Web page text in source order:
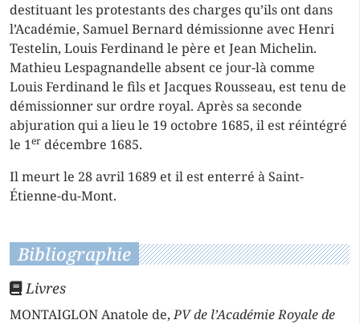
destituant les protestants des charges qu’ils ont dans
l’Académie, Samuel Bernard démissionne avec Henri
Testelin, Louis Ferdinand le père et Jean Michelin.
Mathieu Lespagnandelle absent ce jour-là comme
Louis Ferdinand le fils et Jacques Rousseau, est tenu de
démissionner sur ordre royal. Après sa seconde
abjuration qui a lieu le 19 octobre 1685, il est réintégré
le 1er décembre 1685.
Il meurt le 28 avril 1689 et il est enterré à Saint-
Étienne-du-Mont.
Bibliographie
Livres
MONTAIGLON Anatole de,PV de l’Académie Royale de